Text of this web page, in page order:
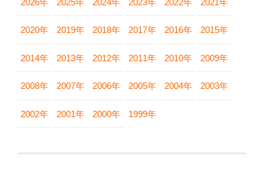
2020年 2019年 2018年 2017年 2016年 2015年
2014年 2013年 2012年 2011年 2010年 2009年
2008年 2007年 2006年 2005年 2004年 2003年
2002年 2001年 2000年 1999年